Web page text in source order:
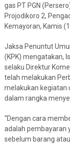
gas PT PGN
Projodikoro 2,
Kemayoran, Kamis
Jaksa Penuntut
(KPK) mengatakan,
selaku Direktur
telah melakukan
melakukan kegiatan
dalam rangka
“Dengan cara
adalah pembayaran
sebelum barang